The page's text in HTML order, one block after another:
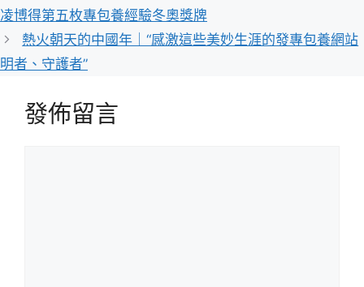
凌博得第五枚專包養經驗冬奧獎牌
熱火朝天的中國年｜“感激這些美妙生涯的發專包養網站
明者、守護者”
發佈留言